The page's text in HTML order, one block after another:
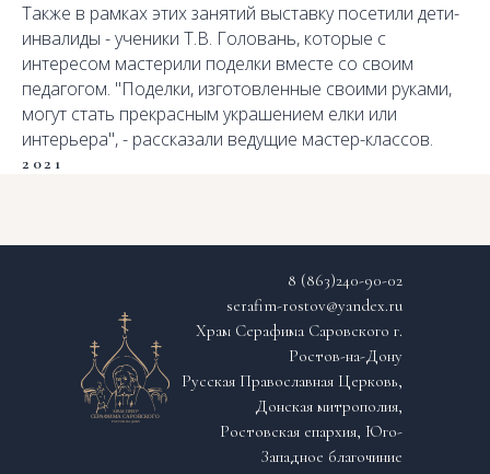
Также в рамках этих занятий выставку посетили дети-
инвалиды - ученики Т.В. Головань, которые с
интересом мастерили поделки вместе со своим
педагогом. "Поделки, изготовленные своими руками,
могут стать прекрасным украшением елки или
интерьера", - рассказали ведущие мастер-классов.
2021
8 (863)240-90-02
serafim-rostov@yandex.ru
Храм Серафима Саровского г.
Ростов-на-Дону
Русская Православная Церковь,
Донская митрополия,
Ростовская епархия, Юго-
Западное благочиние